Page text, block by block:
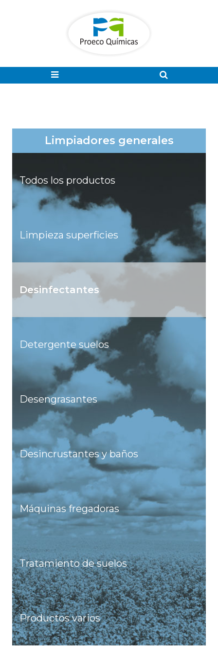
Limpiadores generales
Todos los productos
Limpieza superficies
Desinfectantes
Detergente suelos
Desengrasantes
Desincrustantes y baños
Máquinas fregadoras
Tratamiento de suelos
Productos varios